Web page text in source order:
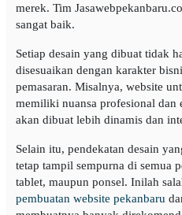
merek. Tim
sangat baik.
Setiap desain yang dibuat tidak
disesuaikan dengan karakter
pemasaran. Misalnya, website
memiliki nuansa profesional dan
akan dibuat lebih dinamis dan
Selain itu, pendekatan desain
tetap tampil sempurna di semua
tablet, maupun ponsel. Inilah
pembuatan website pekanbaru